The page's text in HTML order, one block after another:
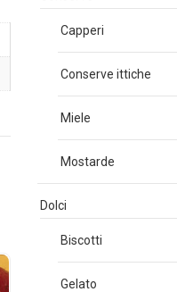
Capperi
Conserve ittiche
Miele
Mostarde
Dolci
Biscotti
Gelato